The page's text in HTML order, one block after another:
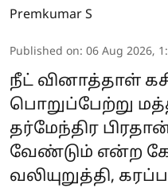
Premkumar S
Published on: 06 Aug 2026,
நீட் வினாத்தாள்
பொறுப்பேற்று
தர்மேந்திர
வேண்டும் என்ற
வலியுறுத்தி,